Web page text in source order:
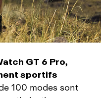
GT 6 Pro,
sportifs
100 modes sont